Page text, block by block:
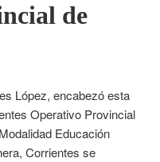
de
López, encabezó esta
Operativo Provincial
Educación
Corrientes se